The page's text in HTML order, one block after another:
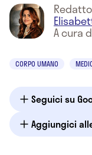
A cura
CORPO UMANO
Seguici su
Aggiungici